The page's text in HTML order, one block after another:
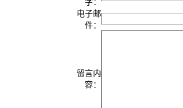
电子邮
件：
留言内
容：